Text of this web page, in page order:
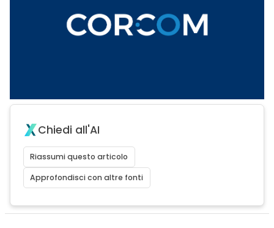
Chiedi all'AI
Riassumi questo articolo
Approfondisci con altre fonti